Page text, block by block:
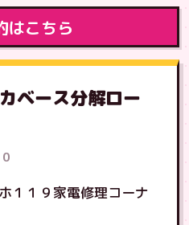
はこちら
ベース分解ロー
0
１１９家電修理コーナ